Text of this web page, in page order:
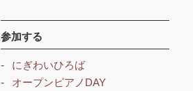
参加する
にぎわいひろば
オープンピアノDAY